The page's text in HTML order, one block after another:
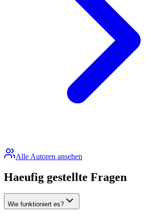
Alle Autoren ansehen
Haeufig gestellte Fragen
Wie funktioniert es?